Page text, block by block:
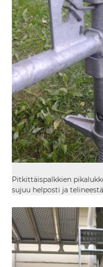
Pitkittäispalkkien
sujuu helposti ja